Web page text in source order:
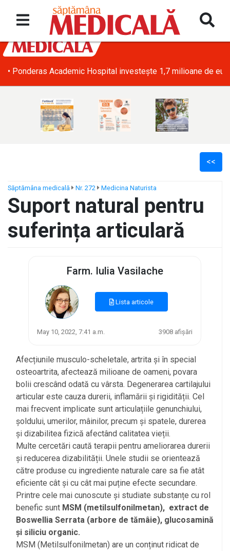
• Ponderas Academic Hospital investește 1,7 milioane de
<<
Săptămâna medicală Nr. 272 Medicina Naturista
Suport natural pentru
suferința articulară
Farm. Iulia Vasilache
Lista articole
May 10, 2022, 7:41 a.m. 3908 afișări
Afecțiunile musculo-scheletale, artrita și în special
osteoartrita, afectează milioane de oameni, povara
bolii crescând odată cu vârsta. Degenerarea cartilajului
articular este cauza durerii, inflamării și rigidității. Cel
mai frecvent implicate sunt articulațiile genunchiului,
șoldului, umerilor, mâinilor, precum și spatele, durerea
și dizabilitea fizică afectând calitatea vieții.
Multe cercetări caută terapii pentru ameliorarea durerii
și reducerea dizabilității. Unele studii se orientează
către produse cu ingrediente naturale care sa fie atât
eficiente cât și cu cât mai puține efecte secundare.
Printre cele mai cunoscute și studiate substanțe cu rol
benefic sunt MSM (metilsulfonilmetan), extract de
Boswellia Serrata (arbore de tămâie), glucosamină
și siliciu organic.
MSM (Metilsulfonilmetan) are un conținut ridicat de